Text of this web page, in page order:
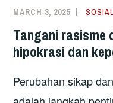
MARCH 3, 2025
Tangani rasisme
hipokrasi dan
Perubahan sikap